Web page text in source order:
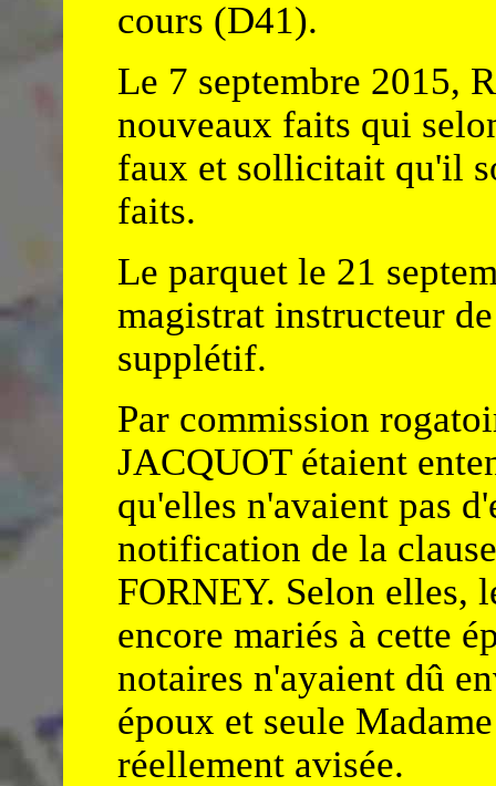
cours (D41).
Le 7 septembre 2015,
nouveaux faits qui
faux et sollicitait qu'il
faits.
Le parquet le 21
magistrat instructeur
supplétif.
Par commission
JACQUOT étaient
qu'elles n'avaient pas
notification de la
FORNEY. Selon elles,
encore mariés à cette
notaires n'ayaient dû
époux et seule
réellement avisée.